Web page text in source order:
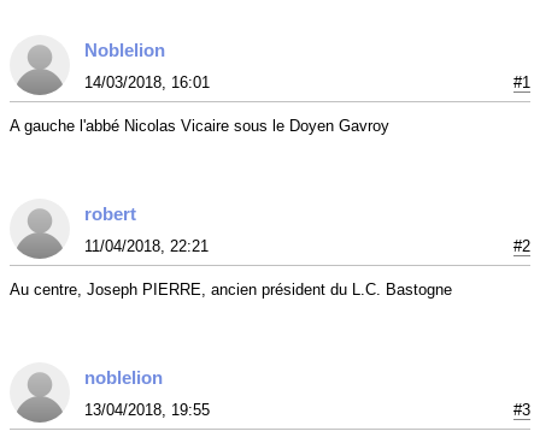
Noblelion
14/03/2018, 16:01 #1
A gauche l'abbé Nicolas Vicaire sous le Doyen Gavroy
robert
11/04/2018, 22:21 #2
Au centre, Joseph PIERRE, ancien président du L.C. Bastogne
noblelion
13/04/2018, 19:55 #3